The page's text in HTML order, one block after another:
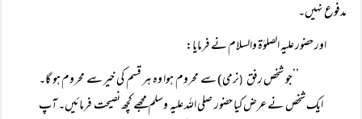
مدفوع نہیں۔
اور حضور علیہ الصلوٰۃ والسلام نے فرمایا:
’’جو شخص رفق (نرمی) سے محروم ہوا وہ ہر قسم کی خیر سے محروم ہو گا۔
ایک شخص نے عرض کیا حضور صلی اللہ علیہ وسلم مجھے کچھ نصیحت فرمائیں۔ آپ